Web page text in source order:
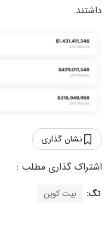
داشتند.
نشان گذاری
تگ: بیت کوین